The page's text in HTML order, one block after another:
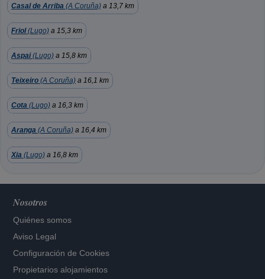
Casal de Arriba (A Coruña) a 13,7 km
Friol(Lugo) a 15,3 km
Aspai(Lugo) a 15,8 km
Teixeiro (A Coruña) a 16,1 km
Cota (Lugo) a 16,3 km
Aranga (A Coruña) a 16,4 km
Xia (Lugo) a 16,8 km
Nosotros
Quiénes somos
Aviso Legal
Configuración de Cookies
Propietarios alojamientos